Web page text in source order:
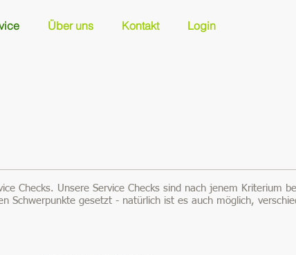
Über uns Kontakt Login
Checks. Unsere Service Checks sind nach jenem Kriterium
Schwerpunkte gesetzt - natürlich ist es auch möglich,